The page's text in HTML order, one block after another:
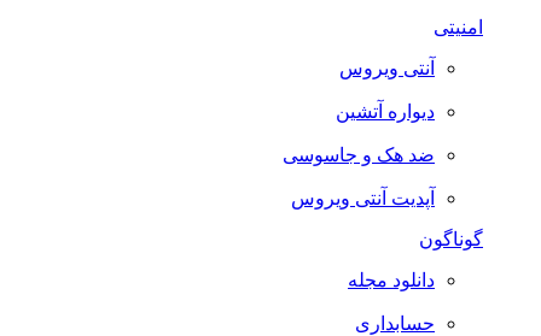
امنیتی
آنتی ویروس
دیواره آتشین
ضد هک و جاسوسی
آپدیت آنتی ویروس
گوناگون
دانلود مجله
حسابداری